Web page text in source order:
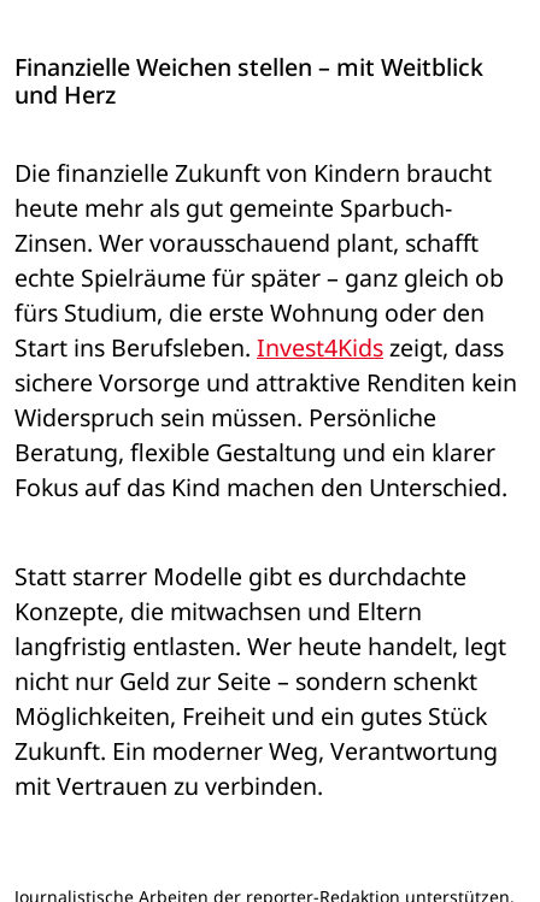
Finanzielle Weichen stellen – mit Weitblick
und Herz
Die finanzielle Zukunft von Kindern braucht
heute mehr als gut gemeinte Sparbuch-
Zinsen. Wer vorausschauend plant, schafft
echte Spielräume für später – ganz gleich ob
fürs Studium, die erste Wohnung oder den
Start ins Berufsleben. Invest4Kids zeigt, dass
sichere Vorsorge und attraktive Renditen kein
Widerspruch sein müssen. Persönliche
Beratung, flexible Gestaltung und ein klarer
Fokus auf das Kind machen den Unterschied.
Statt starrer Modelle gibt es durchdachte
Konzepte, die mitwachsen und Eltern
langfristig entlasten. Wer heute handelt, legt
nicht nur Geld zur Seite – sondern schenkt
Möglichkeiten, Freiheit und ein gutes Stück
Zukunft. Ein moderner Weg, Verantwortung
mit Vertrauen zu verbinden.
Journalistische Arbeiten der reporter-Redaktion unterstützen.